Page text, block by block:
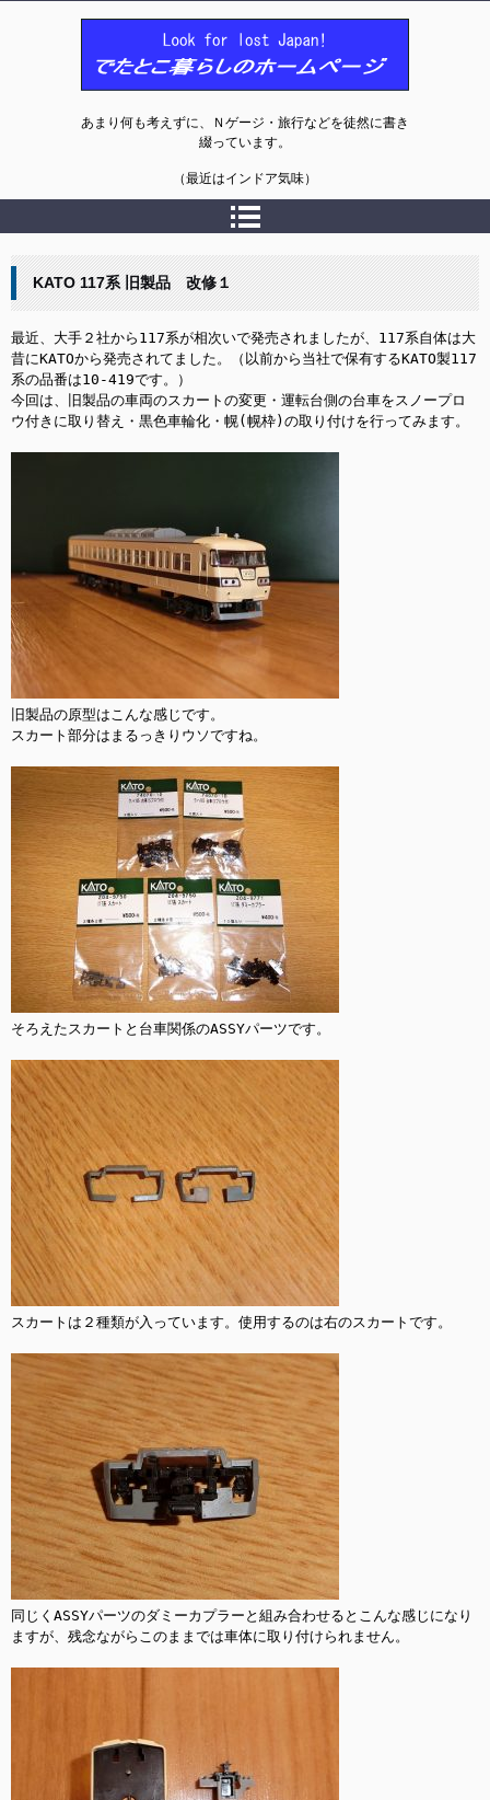
あまり何も考えずに、Ｎゲージ・旅行などを徒然に書き
綴っています。
（最近はインドア気味）
KATO 117系 旧製品 改修１
最近、大手２社から117系が相次いで発売されましたが、117系自体は大
昔にKATOから発売されてました。（以前から当社で保有するKATO製117
系の品番は10-419です。）
今回は、旧製品の車両のスカートの変更・運転台側の台車をスノープロ
ウ付きに取り替え・黒色車輪化・幌(幌枠)の取り付けを行ってみます。
旧製品の原型はこんな感じです。
スカート部分はまるっきりウソですね。
そろえたスカートと台車関係のASSYパーツです。
スカートは２種類が入っています。使用するのは右のスカートです。
同じくASSYパーツのダミーカプラーと組み合わせるとこんな感じになり
ますが、残念ながらこのままでは車体に取り付けられません。